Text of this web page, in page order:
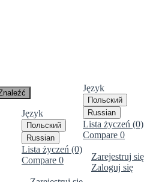
Język
Польский
Russian
Lista życzeń (0)
Compare 0
Zarejestruj się
Zaloguj się
Język
Польский
Russian
Lista życzeń (0)
Compare 0